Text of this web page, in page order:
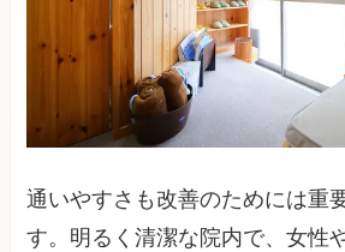
通いやすさも改善のためには重
す。明るく清潔な院内で、女性